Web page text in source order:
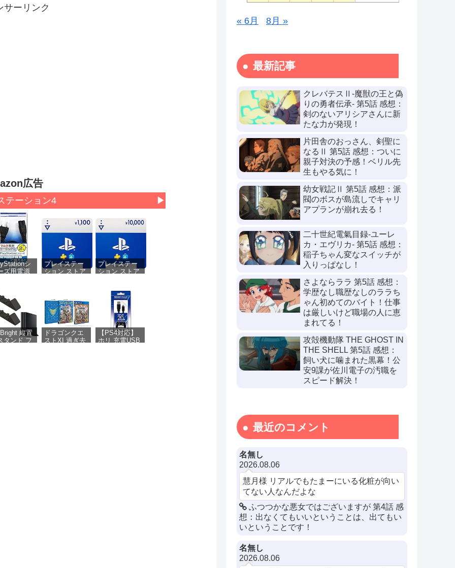
サーリンク
広告
テーション4 ▶
シ
ズ用電源
PS (2m)
- PS5 - PS4
- PS2 -
Vita
プレイステー
ション ストア
プレイステー
ション ストア
ラインコード
縦置
タンド フ
ドラゴンクエ
ストXI 過ぎ去
【PS4対応】
ホリ 充電USB
« 6月 8月 »
最新記事
クレバテスⅡ-魔獣の王と偽
りの勇者伝承- 第5話 感想：
剣のないアリシアさんに新
たな力が発現！
片田舎のおっさん、剣聖に
なるⅡ 第5話 感想：ついに
親子対決の予感！ベリル先
生もやる気に！
幼女戦記Ⅱ 第5話 感想：派
閥のボスが島流しでキャリ
アプランが崩れ去る！
二十世紀電氣目録-ユーレ
カ・エヴリカ- 第5話 感想：
稲子ちゃん変なスイッチが
入りっぱなし！
さよならララ 第5話 感想：
学歴なし職歴なしのララち
ゃん初めてのバイト！仕事
は厳しいけど職場の人に恵
まれてる！
攻殻機動隊 THE GHOST IN
THE SHELL 第5話 感想：
飼い犬に噛まれた黒幕！公
安9課が佐川電子の汚職を
スピード解決！
最近のコメント
名無し
2026.08.06
慧月様 リアルでもたまーにいる化粧が向い
てない人なんだよな
ふつつかな悪女ではございますが 第4話 感
想：出なくてもいいということは、出てもい
いということです！
名無し
2026.08.06